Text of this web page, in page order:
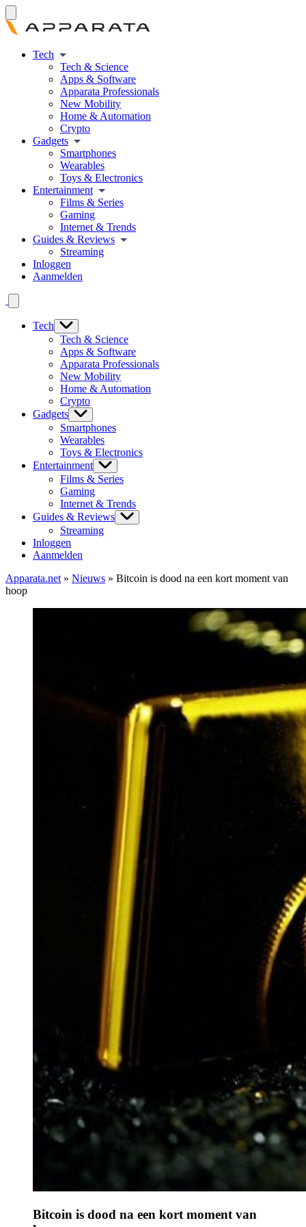
Tech
Tech & Science
Apps & Software
Apparata Professionals
New Mobility
Home & Automation
Crypto
Gadgets
Smartphones
Wearables
Toys & Electronics
Entertainment
Films & Series
Gaming
Internet & Trends
Guides & Reviews
Streaming
Inloggen
Aanmelden
Tech
Tech & Science
Apps & Software
Apparata Professionals
New Mobility
Home & Automation
Crypto
Gadgets
Smartphones
Wearables
Toys & Electronics
Entertainment
Films & Series
Gaming
Internet & Trends
Guides & Reviews
Streaming
Inloggen
Aanmelden
Apparata.net » Nieuws » Bitcoin is dood na een kort moment van
hoop
Bitcoin is dood na een kort moment van